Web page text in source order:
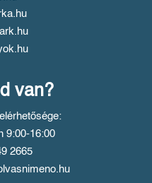
van?
9:00-16:00
2665